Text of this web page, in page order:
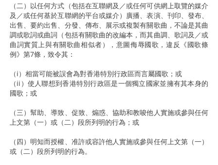
（二）以任何方式（包括在互聯網及／或任何可供網上取覽的媒介
及／或任何基於互聯網的平台或媒介）廣播、表演、刊印、發布、
出售、要約出售、分發、傳布、展示或複製有關歌曲，不論是其曲
調或歌詞或曲詞（包括有關歌曲的改編本，而其曲調、歌詞及／或
曲詞實質上與有關歌曲相似者），意圖侮辱國歌，違反《國歌條
例》第7條，致令其：
（i）相當可能被誤會為對香港特別行政區而言屬國歌；或
（ii）使人聯想到香港特別行政區是一個獨立國家並擁有其本身的
國歌；或
（三）幫助、導致、促致、煽惑、協助和教唆他人實施或參與任何
上文第（一）或（二）段所列明的行為；或
（四）明知而授權、准許或容許他人實施或參與任何上文第（一）
或（二）段所列明的行為。